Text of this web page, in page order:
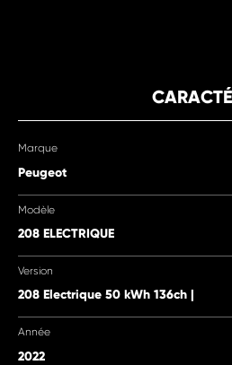
Marque
Peugeot
Modèle
208 ELECTRIQUE
Version
208 Electrique 50 kWh 136ch |
Année
2022